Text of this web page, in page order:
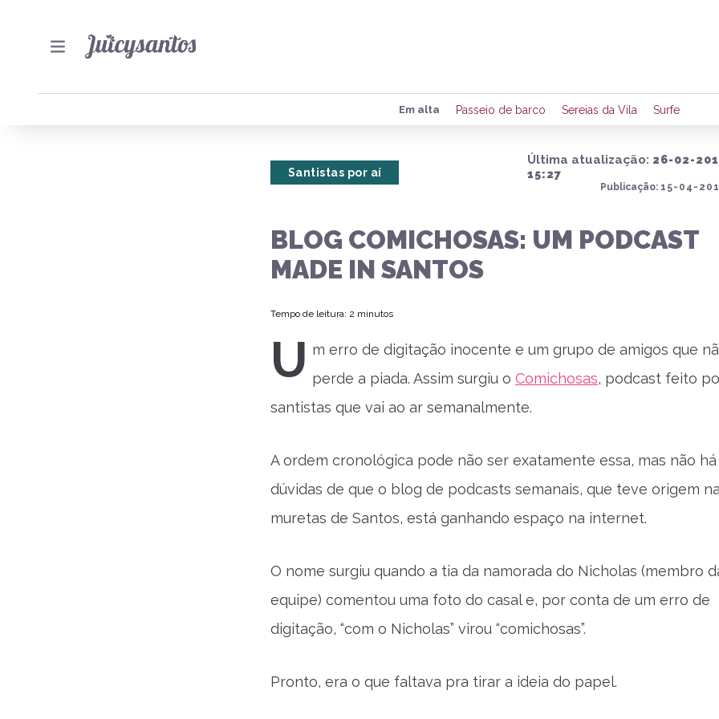
Preencha seus dados para
de eventos e notícias da região.
Em alta Passeio de barco Sereias da Vila Surfe
Última atualização: 26-02-
15:27
Publicação: 15-04-
Santistas por aí
BLOG COMICHOSAS: UM PODCAST
MADE IN SANTOS
Tempo de leitura: 2 minutos
U m erro de digitação inocente e um grupo de amigos que
perde a piada. Assim surgiu o Comichosas, podcast feito
santistas que vai ao ar semanalmente.
A ordem cronológica pode não ser exatamente essa, mas não há
dúvidas de que o blog de podcasts semanais, que teve origem
muretas de Santos, está ganhando espaço na internet.
O nome surgiu quando a tia da namorada do Nicholas (membro
equipe) comentou uma foto do casal e, por conta de um erro de
digitação, “com o Nicholas” virou “comichosas”.
Pronto, era o que faltava pra tirar a ideia do papel.